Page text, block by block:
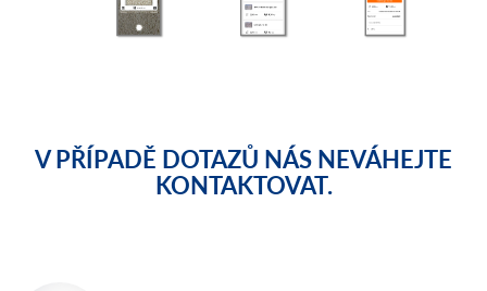
V PŘÍPADĚ DOTAZŮ NÁS NEVÁHEJTE
KONTAKTOVAT.